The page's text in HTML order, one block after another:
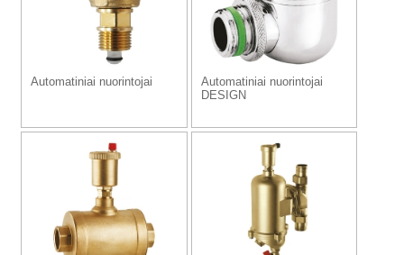
Automatiniai nuorintojai
Automatiniai nuorintojai
DESIGN